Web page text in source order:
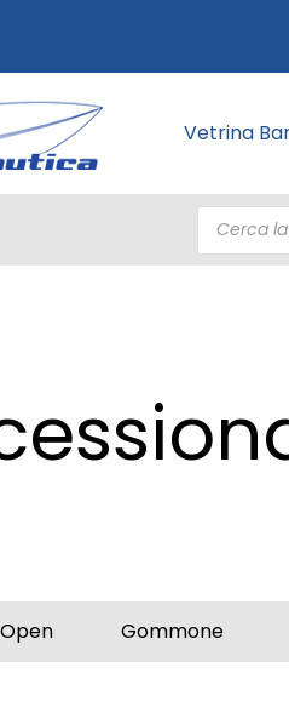
Vetrina
Products
search
Open Gommone